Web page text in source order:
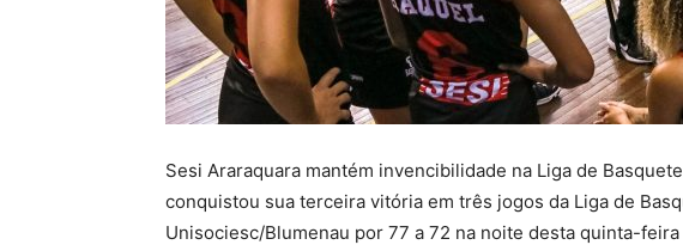
Sesi Araraquara mantém invencibilidade na Liga de
conquistou sua terceira vitória em três jogos da Liga de
Unisociesc/Blumenau por 77 a 72 na noite desta quinta-